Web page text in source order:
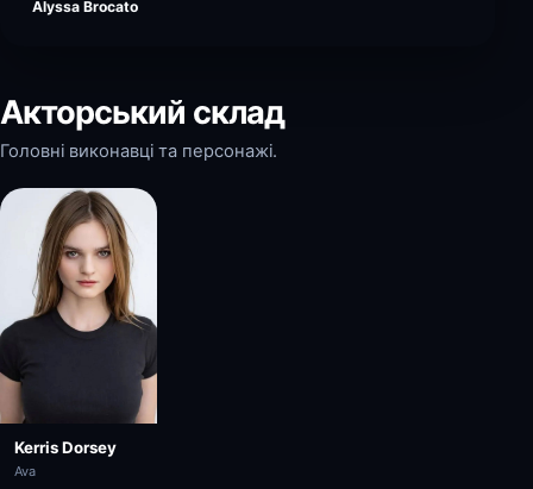
Alyssa Brocato
Акторський склад
Головні виконавці та персонажі.
Kerris Dorsey
Ava